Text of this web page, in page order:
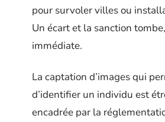
pour survoler villes ou
Un écart et la sanction
immédiate.
La captation d’images qui
d’identifier un individu est
encadrée par la